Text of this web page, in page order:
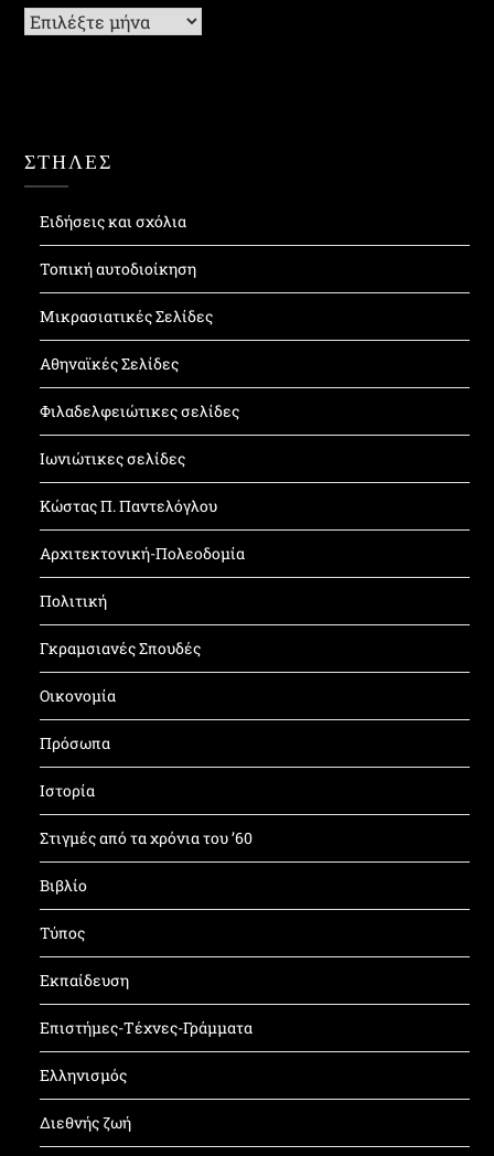
Ιστορικό
ΣΤΗΛΕΣ
Ειδήσεις και σχόλια
Τοπική αυτοδιοίκηση
Μικρασιατικές Σελίδες
Αθηναϊκές Σελίδες
Φιλαδελφειώτικες σελίδες
Ιωνιώτικες σελίδες
Κώστας Π. Παντελόγλου
Αρχιτεκτονική-Πολεοδομία
Πολιτική
Γκραμσιανές Σπουδές
Οικονομία
Πρόσωπα
Ιστορία
Στιγμές από τα χρόνια του ’60
Βιβλίο
Τύπος
Εκπαίδευση
Επιστήμες-Τέχνες-Γράμματα
Ελληνισμός
Διεθνής ζωή